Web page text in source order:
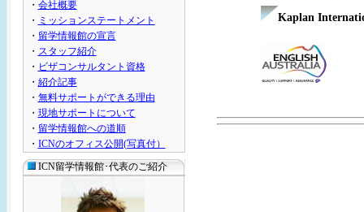
・ 会社概要
・ ミッションステートメント
・ 留学情報館の宣言
・ スタッフ紹介
・ ビザコンサルタント資格
・ 紹介記事
・ 無料サポートができる理由
・ 現地サポートについて
・ 留学情報館への道順
・ ICNのオフィス公開(写真付）
ICN留学情報館･代表のご紹介
Kaplan